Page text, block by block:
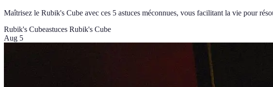
Maîtrisez le Rubik's Cube avec ces 5 astuces méconnues, vous facilitant la vie pour
Rubik's Cubeastuces Rubik's Cube
Aug 5